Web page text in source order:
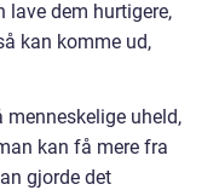
lave dem hurtigere,
kan komme ud,
uheld,
kan få mere fra
gjorde det